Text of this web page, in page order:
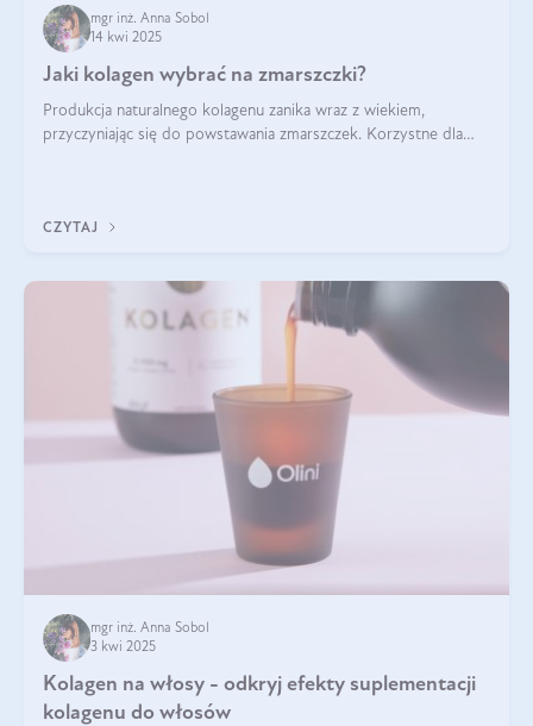
mgr inż. Anna Sobol
14 kwi 2025
Jaki kolagen wybrać na zmarszczki?
Produkcja naturalnego kolagenu zanika wraz z wiekiem,
przyczyniając się do powstawania zmarszczek. Korzystne dla
CZYTAJ
mgr inż. Anna Sobol
3 kwi 2025
Kolagen na włosy - odkryj efekty suplementacji
kolagenu do włosów